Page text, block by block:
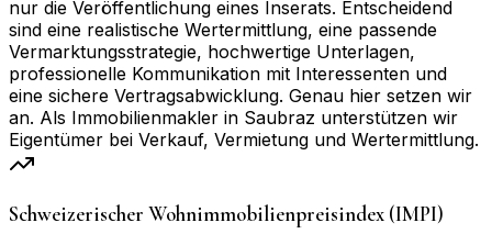
nur die Veröffentlichung eines Inserats. Entscheidend
sind eine realistische Wertermittlung, eine passende
Vermarktungsstrategie, hochwertige Unterlagen,
professionelle Kommunikation mit Interessenten und
eine sichere Vertragsabwicklung. Genau hier setzen wir
an. Als Immobilienmakler in Saubraz unterstützen wir
Eigentümer bei Verkauf, Vermietung und Wertermittlung.
Schweizerischer Wohnimmobilienpreisindex (IMPI)